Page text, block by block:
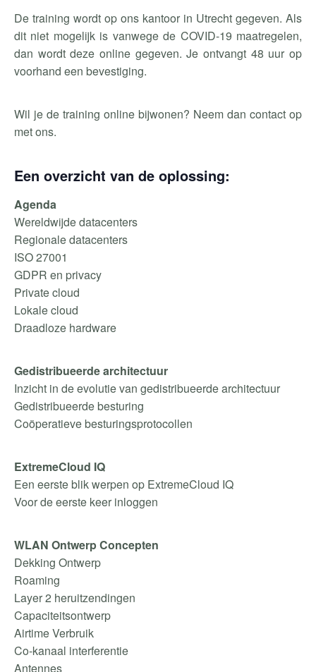
De training wordt op ons kantoor in Utrecht gegeven. Als
dit niet mogelijk is vanwege de COVID-19 maatregelen,
dan wordt deze online gegeven. Je ontvangt 48 uur op
voorhand een bevestiging.
Wil je de training online bijwonen? Neem dan contact op
met ons.
Een overzicht van de oplossing:
Agenda
Wereldwijde datacenters
Regionale datacenters
ISO 27001
GDPR en privacy
Private cloud
Lokale cloud
Draadloze hardware
Gedistribueerde architectuur
Inzicht in de evolutie van gedistribueerde architectuur
Gedistribueerde besturing
Coöperatieve besturingsprotocollen
ExtremeCloud IQ
Een eerste blik werpen op ExtremeCloud IQ
Voor de eerste keer inloggen
WLAN Ontwerp Concepten
Dekking Ontwerp
Roaming
Layer 2 heruitzendingen
Capaciteitsontwerp
Airtime Verbruik
Co-kanaal interferentie
Antennes